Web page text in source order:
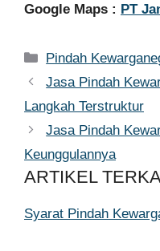
Google Maps : PT
Kategori
Pindah
Jasa Pindah
Langkah Terstruktur
Jasa Pindah
Keunggulannya
ARTIKEL
Syarat Pindah